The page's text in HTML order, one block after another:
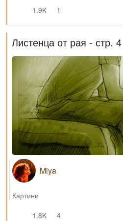
1.9K
1
Листенца от рая - стр. 4
Miya
Картини
1.8K
4